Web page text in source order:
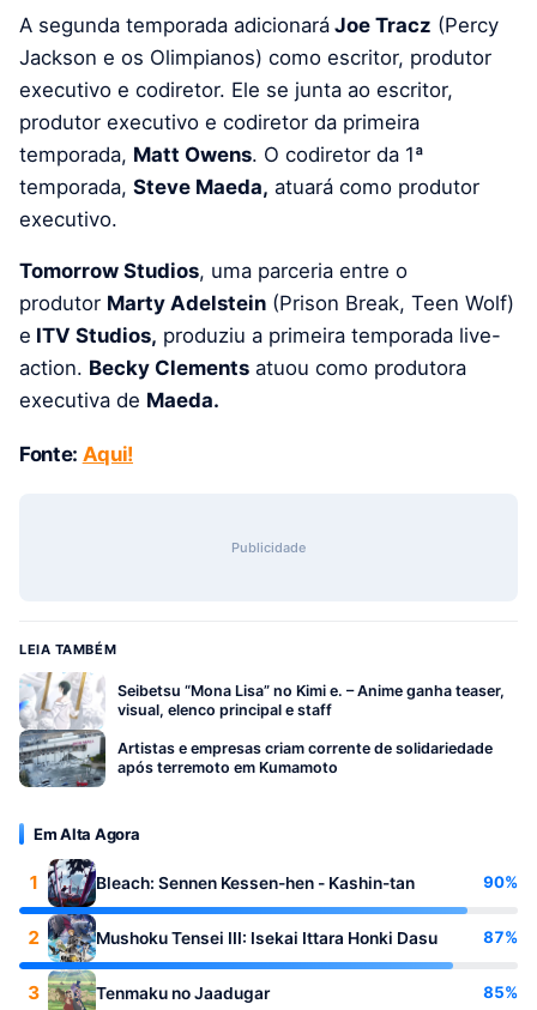
A segunda temporada adicionará Joe Tracz (Percy
Jackson e os Olimpianos) como escritor, produtor
executivo e codiretor. Ele se junta ao escritor,
produtor executivo e codiretor da primeira
temporada, Matt Owens. O codiretor da 1ª
temporada, Steve Maeda, atuará como produtor
executivo.
Tomorrow Studios, uma parceria entre o
produtor Marty Adelstein (Prison Break, Teen Wolf)
e ITV Studios, produziu a primeira temporada live-
action. Becky Clements atuou como produtora
executiva de Maeda.
Fonte: Aqui!
Publicidade
LEIA TAMBÉM
Seibetsu “Mona Lisa” no Kimi e. – Anime ganha teaser,
visual, elenco principal e staff
Artistas e empresas criam corrente de solidariedade
após terremoto em Kumamoto
Em Alta Agora
1 Bleach: Sennen Kessen-hen - Kashin-tan 90%
2 Mushoku Tensei III: Isekai Ittara Honki Dasu 87%
3 Tenmaku no Jaadugar 85%